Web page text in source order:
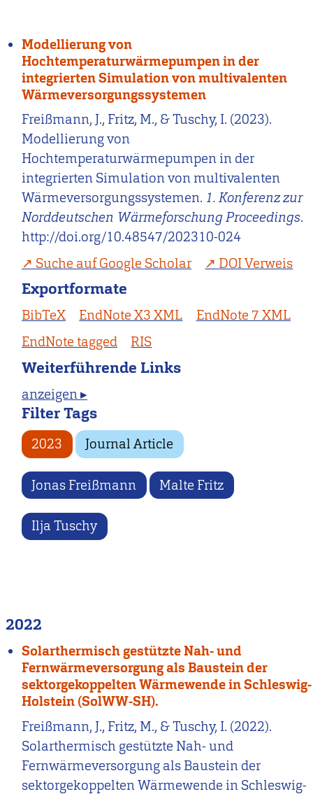
Modellierung von
Hochtemperaturwärmepumpen in der
integrierten Simulation von multivalenten
Wärmeversorgungssystemen
Freißmann, J., Fritz, M., & Tuschy, I. (2023).
Modellierung von
Hochtemperaturwärmepumpen in der
integrierten Simulation von multivalenten
Wärmeversorgungssystemen. 1. Konferenz zur
Norddeutschen Wärmeforschung Proceedings.
http://doi.org/10.48547/202310-024
Suche auf Google Scholar
DOI Verweis
Exportformate
BibTeX EndNote X3 XML
EndNote 7 XML
EndNote tagged
RIS
Weiterführende Links
anzeigen ▸
Filter Tags
2023 Journal Article
Jonas Freißmann Malte Fritz
Ilja Tuschy
2022
Solarthermisch gestützte Nah- und
Fernwärmeversorgung als Baustein der
sektorgekoppelten Wärmewende in Schleswig-
Holstein (SolWW-SH).
Freißmann, J., Fritz, M., & Tuschy, I. (2022).
Solarthermisch gestützte Nah- und
Fernwärmeversorgung als Baustein der
sektorgekoppelten Wärmewende in Schleswig-